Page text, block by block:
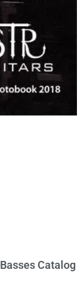
Catalog